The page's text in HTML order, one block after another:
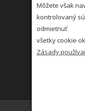
Utorok:
Streda:
Viac »
Môžete však
kontrolovaný
odmietnuť
všetky cookie
Zásady